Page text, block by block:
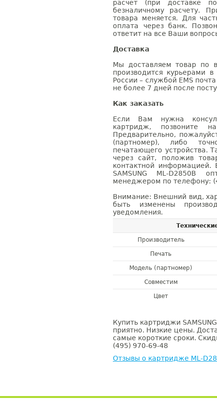
расчет (при доставке
безналичному расчету.
товара меняется. Для
оплата через банк.
ответит на все Ваши
Доставка
Мы доставляем товар по
производится курьерами
России – службой EMS
не более 7 дней после
Как заказать
Если Вам нужна
картридж, позвоните
Предварительно,
(партномер), либо
печатающего устройства.
через сайт, положив
контактной информацией.
SAMSUNG ML-D2850B
менеджером по телефону:
Внимание: Внешний вид,
быть изменены
уведомления.
Производитель
Печать
Модель (партномер)
Совместим
Цвет
Купить картриджи
приятно. Низкие цены.
самые короткие сроки.
(495) 970-69-48
Отзывы о картридже ML-